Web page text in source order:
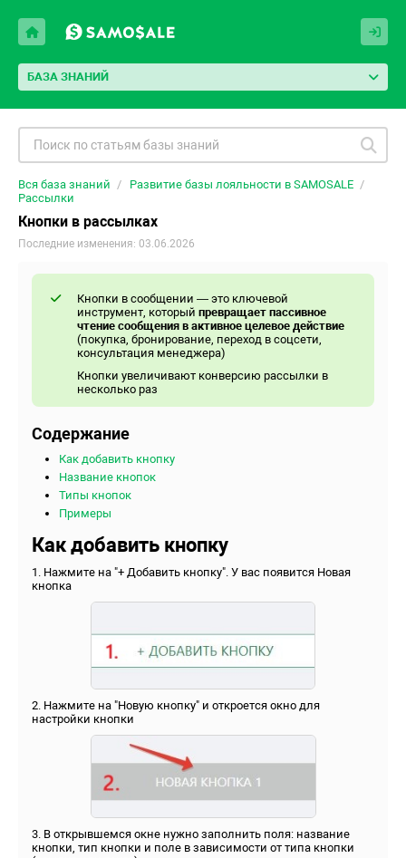
БАЗА ЗНАНИЙ
Вся база знаний
Развитие базы лояльности в SAMOSALE
Рассылки
Кнопки в рассылках
Последние изменения: 03.06.2026
Кнопки в сообщении — это ключевой
инструмент, который превращает пассивное
чтение сообщения в активное целевое действие
(покупка, бронирование, переход в соцсети,
консультация менеджера)
Кнопки увеличивают конверсию рассылки в
несколько раз
Содержание
Как добавить кнопку
Название кнопок
Типы кнопок
Примеры
Как добавить кнопку
1. Нажмите на "+ Добавить кнопку". У вас появится Новая
кнопка
2. Нажмите на "Новую кнопку" и откроется окно для
настройки кнопки
3. В открывшемся окне нужно заполнить поля: название
кнопки, тип кнопки и поле в зависимости от типа кнопки